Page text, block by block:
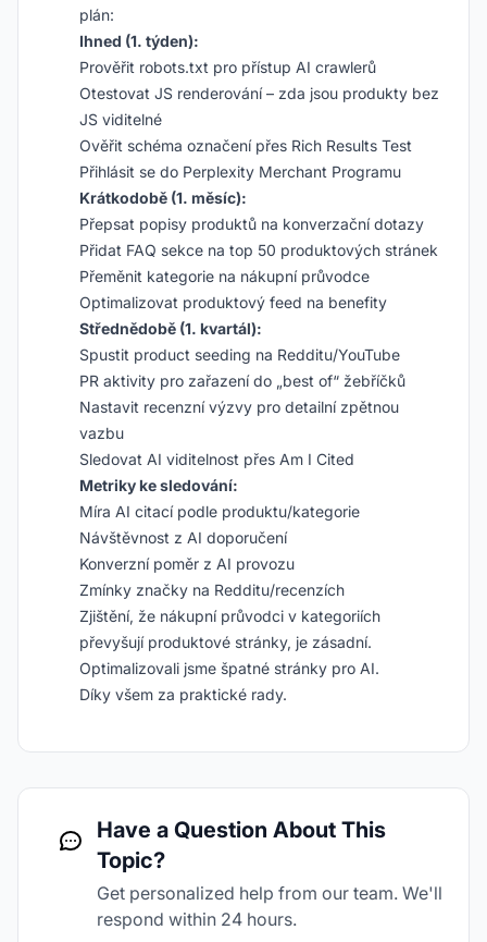
plán:
Ihned (1. týden):
Prověřit robots.txt pro přístup AI crawlerů
Otestovat JS renderování – zda jsou produkty bez
JS viditelné
Ověřit schéma označení přes Rich Results Test
Přihlásit se do Perplexity Merchant Programu
Krátkodobě (1. měsíc):
Přepsat popisy produktů na konverzační dotazy
Přidat FAQ sekce na top 50 produktových stránek
Přeměnit kategorie na nákupní průvodce
Optimalizovat produktový feed na benefity
Střednědobě (1. kvartál):
Spustit product seeding na Redditu/YouTube
PR aktivity pro zařazení do „best of“ žebříčků
Nastavit recenzní výzvy pro detailní zpětnou
vazbu
Sledovat AI viditelnost přes Am I Cited
Metriky ke sledování:
Míra AI citací podle produktu/kategorie
Návštěvnost z AI doporučení
Konverzní poměr z AI provozu
Zmínky značky na Redditu/recenzích
Zjištění, že nákupní průvodci v kategoriích
převyšují produktové stránky, je zásadní.
Optimalizovali jsme špatné stránky pro AI.
Díky všem za praktické rady.
Have a Question About This
Topic?
Get personalized help from our team. We'll
respond within 24 hours.